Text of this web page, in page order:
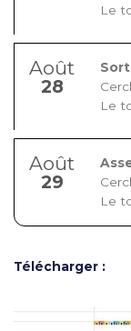
Le
Août
28
Le
Août
29
Le
Télécharger :